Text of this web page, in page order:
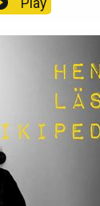
säger sitt